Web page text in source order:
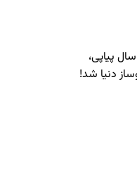
پیاپی،
دنیا شد!